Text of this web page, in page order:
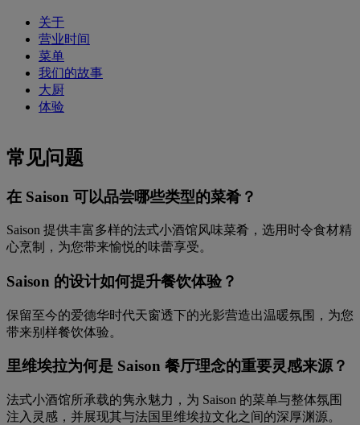
关于
营业时间
菜单
我们的故事
大厨
体验
常见问题
在 Saison 可以品尝哪些类型的菜肴？
Saison 提供丰富多样的法式小酒馆风味菜肴，选用时令食材精
心烹制，为您带来愉悦的味蕾享受。
Saison 的设计如何提升餐饮体验？
保留至今的爱德华时代天窗透下的光影营造出温暖氛围，为您
带来别样餐饮体验。
里维埃拉为何是 Saison 餐厅理念的重要灵感来源？
法式小酒馆所承载的隽永魅力，为 Saison 的菜单与整体氛围
注入灵感，并展现其与法国里维埃拉文化之间的深厚渊源。